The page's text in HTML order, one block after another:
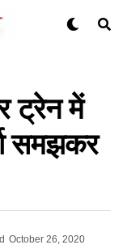
ट्रेन में
समझकर
October 26, 2020